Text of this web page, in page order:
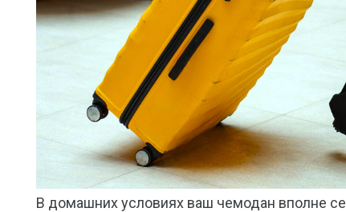
В домашних условиях ваш чемодан вполне